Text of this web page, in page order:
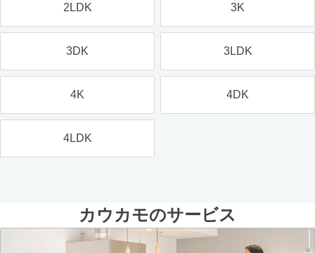
2LDK 3K
3DK 3LDK
4K 4DK
4LDK
カウカモのサービス